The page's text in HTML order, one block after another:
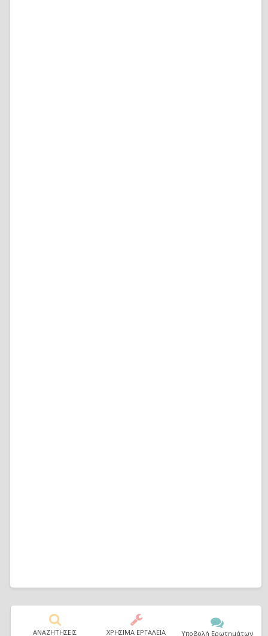
ΑΝΑΖΗΤΗΣΕΙΣ ΧΡΗΣΙΜΑ ΕΡΓΑΛΕΙΑ Υποβολή Ερωτημάτων